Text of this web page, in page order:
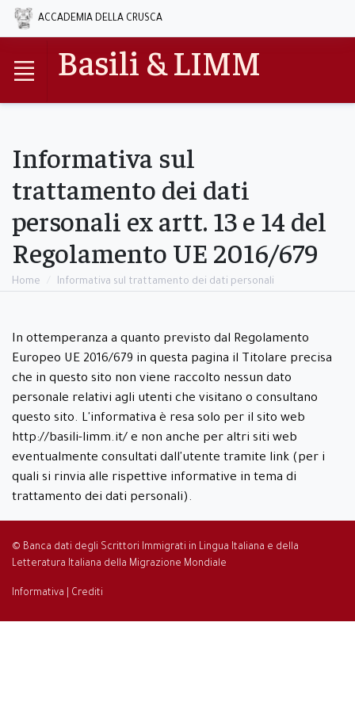
ACCADEMIA DELLA CRUSCA
Basili & LIMM
Informativa sul
trattamento dei dati
personali ex artt. 13 e 14 del
Regolamento UE 2016/679
Home Informativa sul trattamento dei dati personali
In ottemperanza a quanto previsto dal Regolamento
Europeo UE 2016/679 in questa pagina il Titolare precisa
che in questo sito non viene raccolto nessun dato
personale relativi agli utenti che visitano o consultano
questo sito. L'informativa è resa solo per il sito web
http://basili-limm.it/ e non anche per altri siti web
eventualmente consultati dall'utente tramite link (per i
quali si rinvia alle rispettive informative in tema di
trattamento dei dati personali).
© Banca dati degli Scrittori Immigrati in Lingua Italiana e della
Letteratura Italiana della Migrazione Mondiale
Informativa Crediti